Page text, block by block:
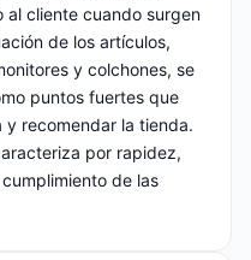
cliente cuando surgen
de los artículos,
y colchones, se
puntos fuertes que
recomendar la tienda.
por rapidez,
de las